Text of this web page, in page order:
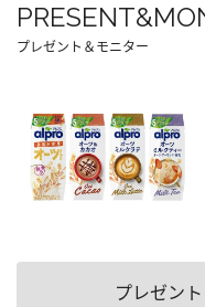
プレゼント＆モニター
プレゼン